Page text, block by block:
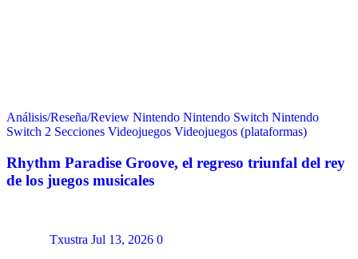
Análisis/Reseña/Review Nintendo Nintendo Switch Nintendo
Switch 2 Secciones Videojuegos Videojuegos (plataformas)
Rhythm Paradise Groove, el regreso triunfal del rey
de los juegos musicales
Txustra Jul 13, 2026 0